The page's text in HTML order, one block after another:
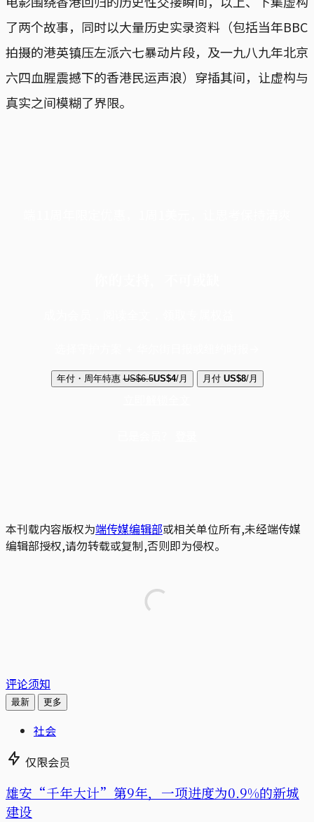
了两个故事，同时以大量历史实录资料（包括当年BBC
拍摄的港英镇压左派六七暴动片段，及一九八九年北京
六四血腥震撼下的香港民运声浪）穿插其间，让虚构与
真实之间模糊了界限。
年付・周年特惠 US$6.5US$4/月 月付 US$8/月
本刊载内容版权为端传媒编辑部或相关单位所有,未经端传媒
编辑部授权,请勿转载或复制,否则即为侵权。
评论须知
最新 更多
社会
仅限会员
雄安“千年大计”第9年，一项进度为0.9%的新城
建设